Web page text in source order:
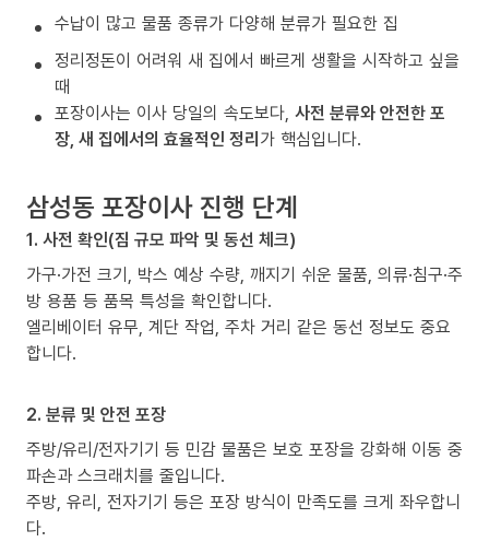
수납이 많고 물품 종류가 다양해 분류가 필요한 집
정리정돈이 어려워 새 집에서 빠르게 생활을 시작하고 싶을
때
포장이사는 이사 당일의 속도보다, 사전 분류와 안전한 포
장, 새 집에서의 효율적인 정리가 핵심입니다.
삼성동 포장이사 진행 단계
1. 사전 확인(짐 규모 파악 및 동선 체크)
가구·가전 크기, 박스 예상 수량, 깨지기 쉬운 물품, 의류·침구·주
방 용품 등 품목 특성을 확인합니다.
엘리베이터 유무, 계단 작업, 주차 거리 같은 동선 정보도 중요
합니다.
2. 분류 및 안전 포장
주방/유리/전자기기 등 민감 물품은 보호 포장을 강화해 이동 중
파손과 스크래치를 줄입니다.
주방, 유리, 전자기기 등은 포장 방식이 만족도를 크게 좌우합니
다.